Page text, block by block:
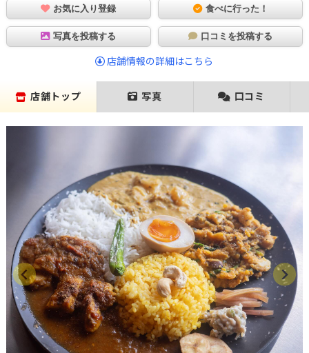
お気に入り登録 食べに行った！
写真を投稿する 口コミを投稿する
店舗情報の詳細はこちら
店舗トップ 写真 口コミ